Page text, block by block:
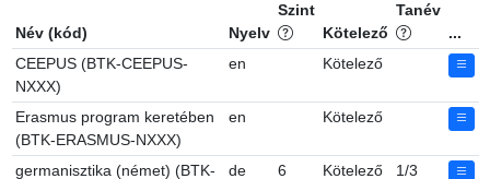
Név (kód) Nyelv
Szint
Kötelező
Tanév
...
CEEPUS (BTK-CEEPUS-
NXXX)
en Kötelező
Erasmus program keretében
(BTK-ERASMUS-NXXX)
en Kötelező
germanisztika (német) (BTK- de 6 Kötelező 1/3